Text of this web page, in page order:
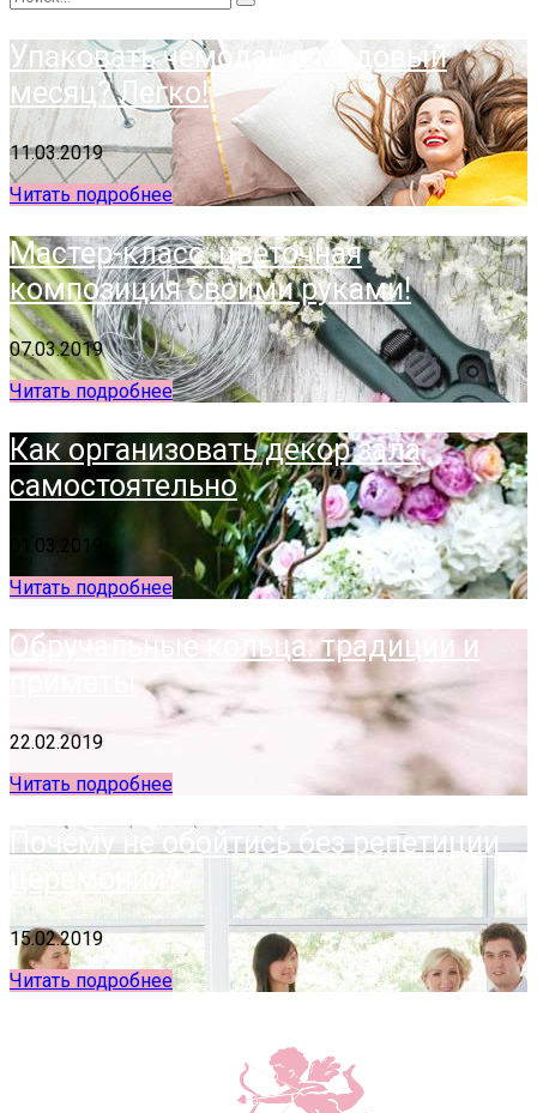
Упаковать чемодан в медовый
месяц? Легко!
11.03.2019
Читать подробнее
Мастер-класс: цветочная
композиция своими руками!
07.03.2019
Читать подробнее
Как организовать декор зала
самостоятельно
01.03.2019
Читать подробнее
Обручальные кольца: традиции и
приметы
22.02.2019
Читать подробнее
Почему не обойтись без репетиции
церемонии?
15.02.2019
Читать подробнее